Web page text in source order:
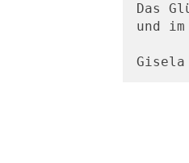
Das
und im
Gisela